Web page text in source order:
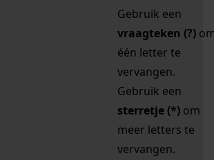
Gebruik een
vraagteken (?)
één letter te
vervangen.
Gebruik een
sterretje (*) om
meer letters te
vervangen.